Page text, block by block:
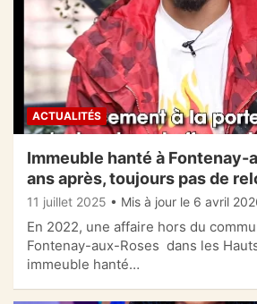
ACTUALITÉS
Immeuble hanté à Fontenay-
ans après, toujours pas de
11 juillet 2025 • Mis à jour le 6 avril
En 2022, une affaire hors du
Fontenay-aux-Roses dans les
immeuble hanté…